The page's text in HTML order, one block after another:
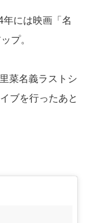
には映画「名
プ。
菜名義ラストシ
ブを行ったあと